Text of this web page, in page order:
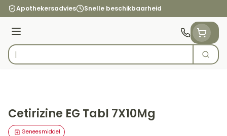
Ga naar de inhoud
Apothekersadvies Snelle beschikbaarheid
Menu
Product, merk, categorie...
Zoek
Cetirizine EG Tabl 7X10Mg
Geneesmiddel